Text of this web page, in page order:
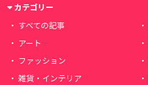
カテゴリー
すべての記事
アート
ファッション
雑貨・インテリア